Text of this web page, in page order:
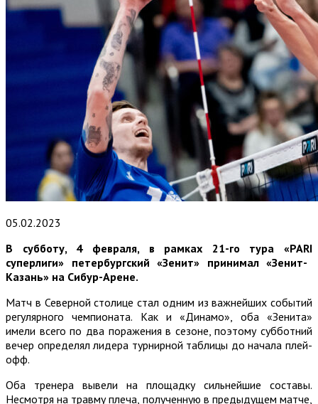
05.02.2023
В субботу, 4 февраля, в рамках 21-го тура «PARI
суперлиги» петербургский «Зенит» принимал «Зенит-
Казань» на Сибур-Арене.
Матч в Северной столице стал одним из важнейших событий
регулярного чемпионата. Как и «Динамо», оба «Зенита»
имели всего по два поражения в сезоне, поэтому субботний
вечер определял лидера турнирной таблицы до начала плей-
офф.
Оба тренера вывели на площадку сильнейшие составы.
Несмотря на травму плеча, полученную в предыдущем матче,